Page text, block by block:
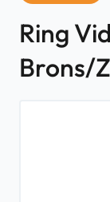
Ring
Brons/